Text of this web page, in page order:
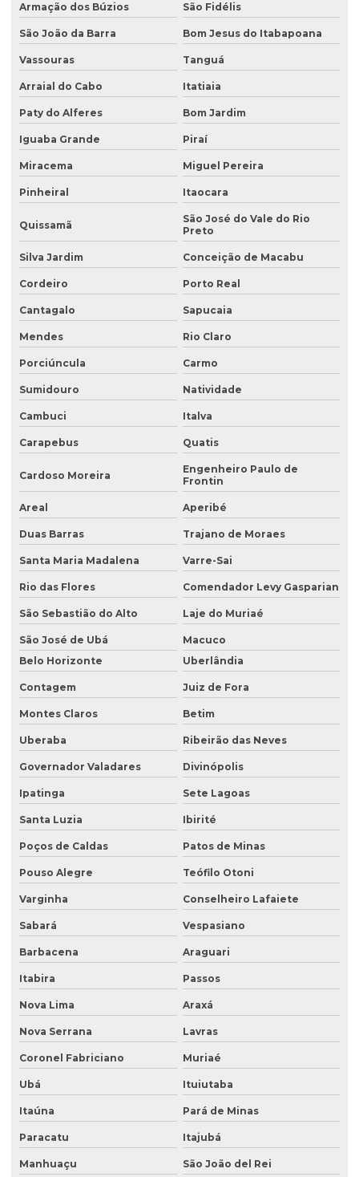
Coleta de água para análise
Coleta de água para análise físico química
Coleta de água para análise microbiológica
Coleta de água industrial
Coleta de amostra de efluentes
Coleta de amostras de água e efluentes
Coleta de efluentes líquidos
Consultoria ambiental
Consultoria ambiental para empresas
Consultoria ambiental e florestal
Consultoria ambiental rural
Consultoria ambiental serviços
Consultoria área ambiental
Consultoria e assessoria ambiental
Consultoria em gestão ambiental
Consultoria inventário florestal
Consultoria e licenciamento ambiental
Consultoria de meio ambiente
Desativação de tanque de combustível subterrâneo
Empresa de análise de água
Empresa de análise granulométrica do solo
Empresa de análise de solo
Empresa de análise de solo e sedimento
Empresa coleta de efluentes
Empresa de ensaio percolação do solo
Empresa de ensaio de permeabilidade do solo
Empresa de ensaios de solos
Empresa especialista em sondagens de solo
Empresa que faz análise de água
Empresa que faz análise de solo
Empresa de retirada de tanque subterrâneo
Empresa de retirada de tanques
Empresa de sondagem ambiental
Armação dos Búzios São Fidélis
São João da Barra Bom Jesus do Itabapoana
Vassouras Tanguá
Arraial do Cabo Itatiaia
Paty do Alferes Bom Jardim
Iguaba Grande Piraí
Miracema Miguel Pereira
Pinheiral Itaocara
Quissamã
São José do Vale do Rio
Preto
Silva Jardim Conceição de Macabu
Cordeiro Porto Real
Cantagalo Sapucaia
Mendes Rio Claro
Porciúncula Carmo
Sumidouro Natividade
Cambuci Italva
Carapebus Quatis
Cardoso Moreira
Engenheiro Paulo de
Frontin
Areal Aperibé
Duas Barras Trajano de Moraes
Santa Maria Madalena Varre-Sai
Rio das Flores Comendador Levy Gasparian
São Sebastião do Alto Laje do Muriaé
São José de Ubá
Macuco
Belo Horizonte
Uberlândia
Contagem Juiz de Fora
Montes Claros Betim
Uberaba Ribeirão das Neves
Governador Valadares Divinópolis
Ipatinga Sete Lagoas
Santa Luzia Ibirité
Poços de Caldas Patos de Minas
Pouso Alegre Teófilo Otoni
Varginha Conselheiro Lafaiete
Sabará Vespasiano
Barbacena Araguari
Itabira Passos
Nova Lima Araxá
Nova Serrana Lavras
Coronel Fabriciano Muriaé
Ubá Ituiutaba
Itaúna Pará de Minas
Paracatu Itajubá
Manhuaçu São João del Rei